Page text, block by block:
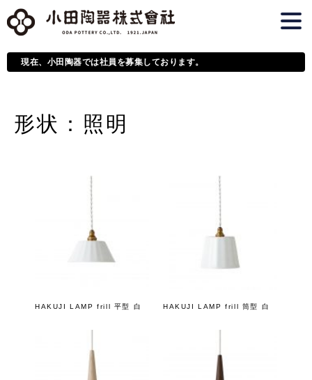
現在、小田陶器では社員を募集しております。
形状：照明
HAKUJI LAMP frill 平型 白 HAKUJI LAMP frill 筒型 白